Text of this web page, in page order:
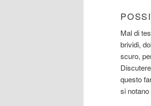
Mal di
brividi,
scuro,
questo
si